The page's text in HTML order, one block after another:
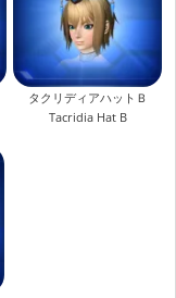
タクリディアハットＢ
Tacridia Hat B